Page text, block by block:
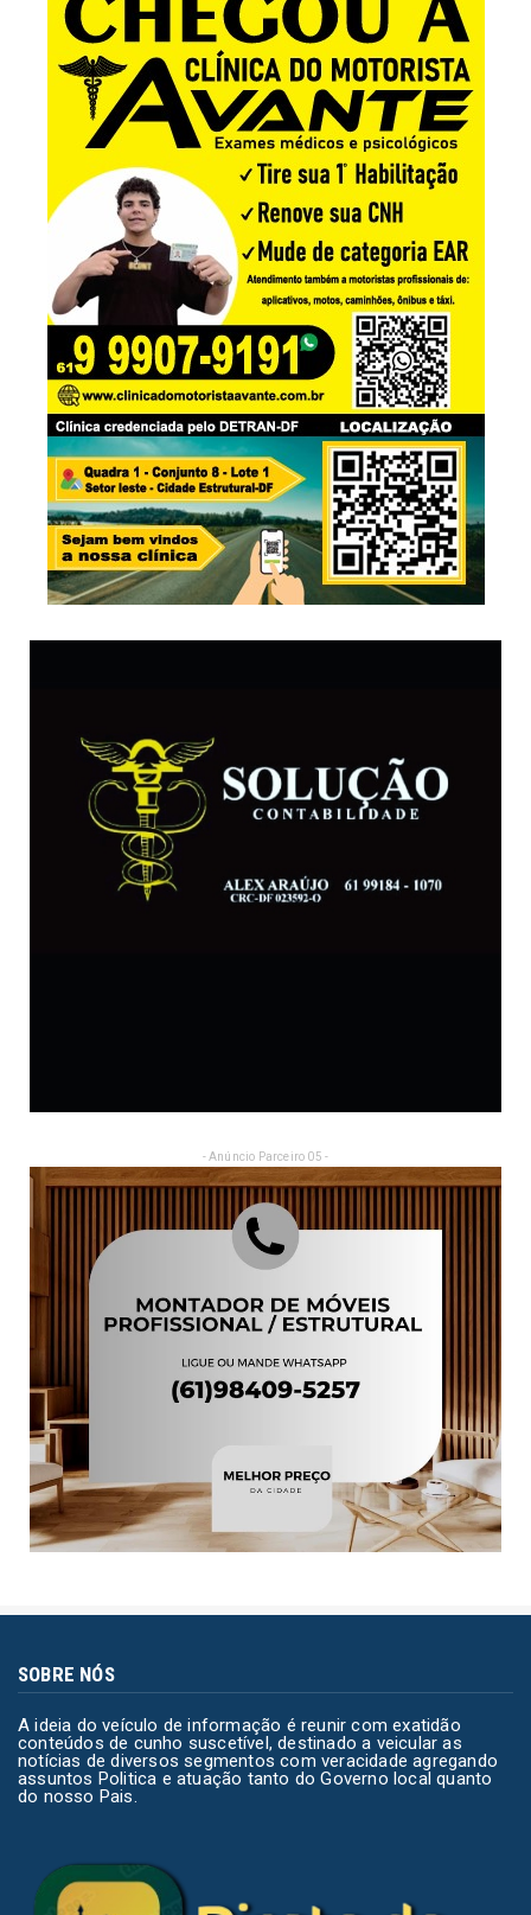
- Anúncio Parceiro 05 -
SOBRE NÓS
A ideia do veículo de informação é reunir com exatidão
conteúdos de cunho suscetível, destinado a veicular as
notícias de diversos segmentos com veracidade agregando
assuntos Politica e atuação tanto do Governo local quanto
do nosso Pais.